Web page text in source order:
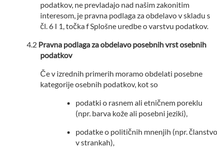
podatkov, ne prevladajo nad našim zakonitim
interesom, je pravna podlaga za obdelavo v skladu s
čl. 6 I 1, točka f Splošne uredbe o varstvu podatkov.
Pravna podlaga za obdelavo posebnih vrst osebnih
podatkov
Če v izrednih primerih moramo obdelati posebne
kategorije osebnih podatkov, kot so
podatki o rasnem ali etničnem poreklu
(npr. barva kože ali posebni jeziki),
podatke o političnih mnenjih (npr. članstvo
v strankah),